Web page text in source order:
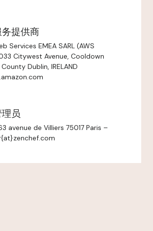
提供商
Services EMEA SARL (AWS
Citywest Avenue, Cooldown
Dublin, IRELAND
员
avenue de Villiers 75017 Paris –